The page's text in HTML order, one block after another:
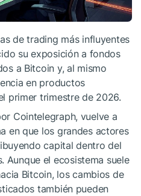
de trading más influyentes
su exposición a fondos
a Bitcoin y, al mismo
en productos
primer trimestre de 2026.
Cointelegraph, vuelve a
en que los grandes actores
capital dentro del
Aunque el ecosistema suele
Bitcoin, los cambios de
también pueden